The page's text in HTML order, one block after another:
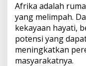
Afrika adalah
yang melimpah.
kekayaan hayati,
potensi yang
meningkatkan
masyarakatnya.